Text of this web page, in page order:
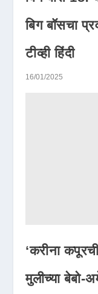
बिग बॉसचा
टीव्ही हिंदी
16/01/2025
‘करीना
मुलीच्या बेबो-